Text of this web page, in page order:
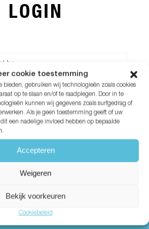
cookie toestemming
bieden, gebruiken wij technologieën zoals cookies
op te slaan en/of te raadplegen. Door in te
kunnen wij gegevens zoals surfgedrag of
Als je geen toestemming geeft of uw
een nadelige invloed hebben op bepaalde
Accepteren
Weigeren
Bekijk voorkeuren
Cookiebeleid
LOGIN